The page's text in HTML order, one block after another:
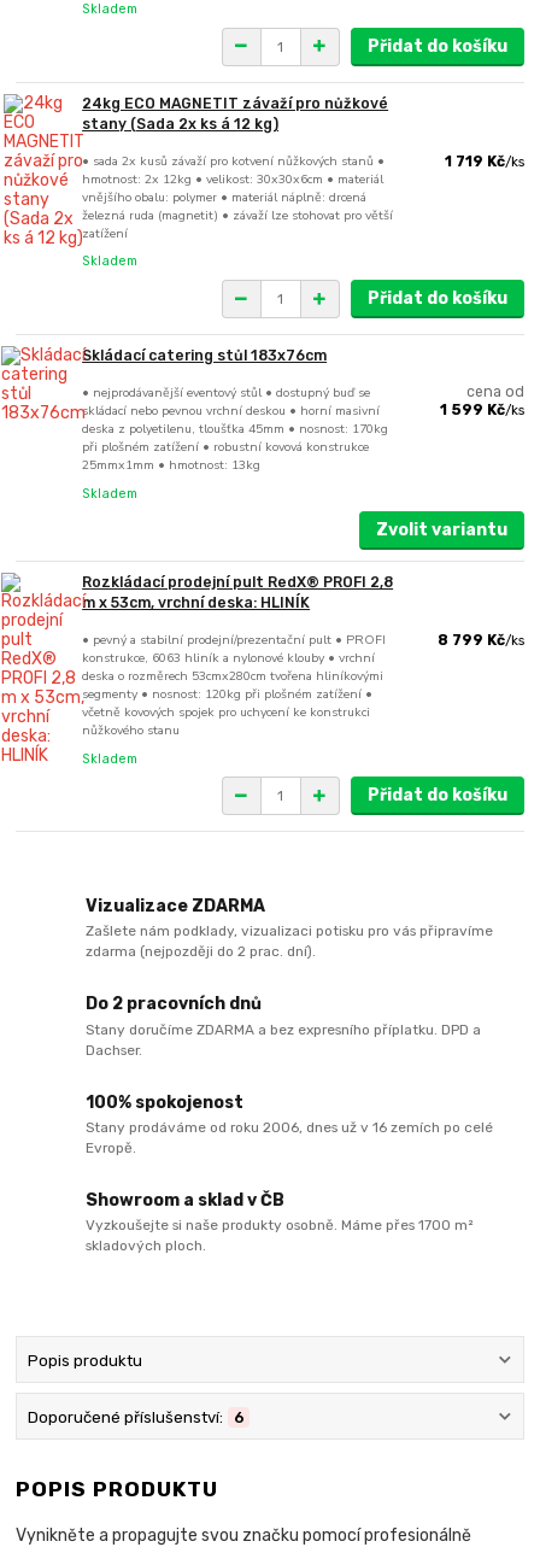
Skladem
Přidat do košíku
24kg ECO MAGNETIT závaží pro nůžkové
stany (Sada 2x ks á 12 kg)
• sada 2x kusů závaží pro kotvení nůžkových stanů •
hmotnost: 2x 12kg • velikost: 30x30x6cm • materiál
vnějšího obalu: polymer • materiál náplně: drcená
železná ruda (magnetit) • závaží lze stohovat pro větší
zatížení
1 719 Kč/ks
Skladem
Přidat do košíku
Skládací catering stůl 183x76cm
• nejprodávanější eventový stůl • dostupný buď se
skládací nebo pevnou vrchní deskou • horní masivní
deska z polyetilenu, tloušťka 45mm • nosnost: 170kg
při plošném zatížení • robustní kovová konstrukce
25mmx1mm • hmotnost: 13kg
cena od
1 599 Kč/ks
Skladem
Zvolit variantu
Rozkládací prodejní pult RedX® PROFI 2,8
m x 53cm, vrchní deska: HLINÍK
• pevný a stabilní prodejní/prezentační pult • PROFI
konstrukce, 6063 hliník a nylonové klouby • vrchní
deska o rozměrech 53cmx280cm tvořena hliníkovými
segmenty • nosnost: 120kg při plošném zatížení •
včetně kovových spojek pro uchycení ke konstrukci
nůžkového stanu
8 799 Kč/ks
Skladem
Přidat do košíku
Vizualizace ZDARMA
Zašlete nám podklady, vizualizaci potisku pro vás připravíme
zdarma (nejpozději do 2 prac. dní).
Do 2 pracovních dnů
Stany doručíme ZDARMA a bez expresního příplatku. DPD a
Dachser.
100% spokojenost
Stany prodáváme od roku 2006, dnes už v 16 zemích po celé
Evropě.
Showroom a sklad v ČB
Vyzkoušejte si naše produkty osobně. Máme přes 1700 m²
skladových ploch.
Popis produktu
Doporučené příslušenství: 6
POPIS PRODUKTU
Vynikněte a propagujte svou značku pomocí profesionálně